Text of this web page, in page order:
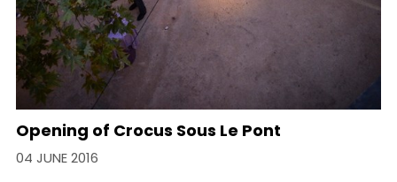
Opening of Crocus Sous Le Pont
04 JUNE 2016